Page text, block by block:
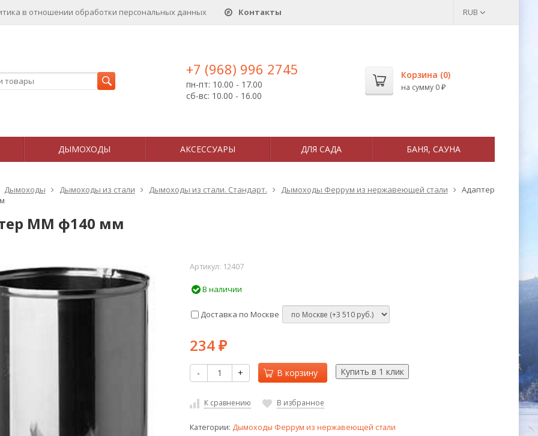
в отношении обработки персональных данныx Контакты RUB
+7 (968) 996 2745
пн-пт: 10.00 - 17.00
сб-вс: 10.00 - 16.00
Корзина (0)
на сумму 0 ₽
ДЫМОХОДЫ АКСЕССУАРЫ ДЛЯ САДА БАНЯ, САУНА
Дымоходы Дымоходы из стали Дымоходы из стали. Стандарт. Дымоходы Феррум из нержавеющей стали
Адаптер
ММ ф140 мм
Артикул: 12407
В наличии
Доставка по Москве
234 ₽
- + В корзину
К сравнению В избранное
Категории: Дымоходы Феррум из нержавеющей стали